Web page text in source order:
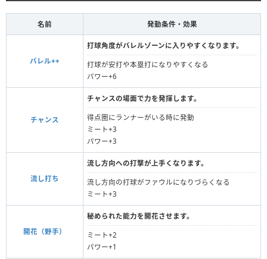
名前 発動条件・効果
バレル++
打球角度がバレルゾーンに入りやすくなります。
打球が安打や本塁打になりやすくなる
パワー+6
チャンス
チャンスの場面で力を発揮します。
得点圏にランナーがいる時に発動
ミート+3
パワー+3
流し打ち
流し方向への打撃が上手くなります。
流し方向の打球がファウルになりづらくなる
ミート+3
開花（野手）
秘められた能力を開花させます。
ミート+2
パワー+1